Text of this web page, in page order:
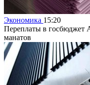
Экономика 15:20
Переплаты в госбюджет
манатов